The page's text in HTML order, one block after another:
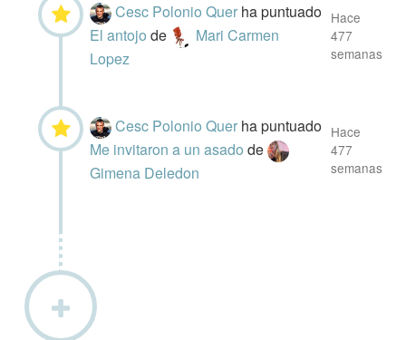
Cesc Polonio Quer ha puntuado
El antojode
Mari Carmen
Lopez
Hace
477
semanas
Cesc Polonio Quer ha puntuado
Me invitaron a un asadode
Gimena Deledon
Hace
477
semanas